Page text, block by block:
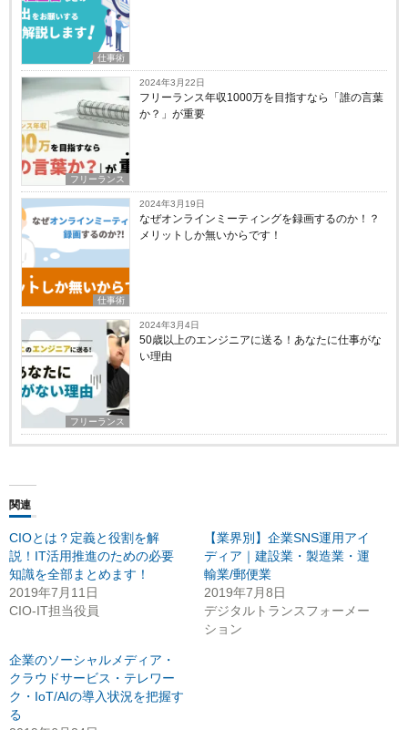
仕事術
フリーランス
2024年3月22日
フリーランス年収1000万を目指すなら「誰の言葉
か？」が重要
仕事術
2024年3月19日
なぜオンラインミーティングを録画するのか！？
メリットしか無いからです！
フリーランス
2024年3月4日
50歳以上のエンジニアに送る！あなたに仕事がな
い理由
関連
CIOとは？定義と役割を解
説！IT活用推進のための必要
知識を全部まとめます！
2019年7月11日
CIO-IT担当役員
【業界別】企業SNS運用アイ
ディア｜建設業・製造業・運
輸業/郵便業
2019年7月8日
デジタルトランスフォーメー
ション
企業のソーシャルメディア・
クラウドサービス・テレワー
ク・IoT/AIの導入状況を把握す
る